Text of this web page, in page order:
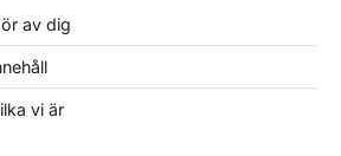
av dig
vi är